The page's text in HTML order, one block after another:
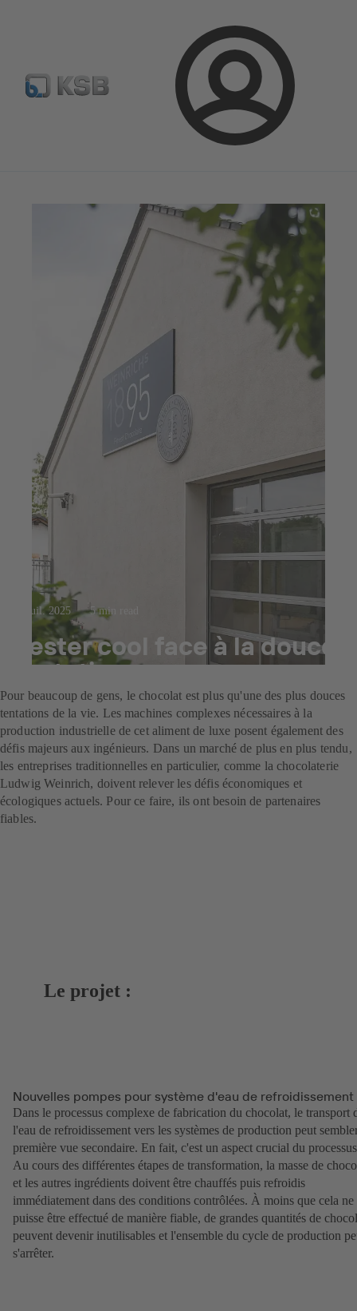
Connexion
Configurer un produit KSB Select Recherche
23 juil. 2025 5 min read
Rester cool face à la douce
tentation
Pour beaucoup de gens, le chocolat est plus qu'une des plus douces
tentations de la vie. Les machines complexes nécessaires à la
production industrielle de cet aliment de luxe posent également des
défis majeurs aux ingénieurs. Dans un marché de plus en plus tendu,
les entreprises traditionnelles en particulier, comme la chocolaterie
Ludwig Weinrich, doivent relever les défis économiques et
écologiques actuels. Pour ce faire, ils ont besoin de partenaires
fiables.
Le projet :
Nouvelles pompes pour système d'eau de refroidissement
Dans le processus complexe de fabrication du chocolat, le transport
l'eau de refroidissement vers les systèmes de production peut
première vue secondaire. En fait, c'est un aspect crucial du
Au cours des différentes étapes de transformation, la masse de
et les autres ingrédients doivent être chauffés puis refroidis
immédiatement dans des conditions contrôlées. À moins que cela ne
puisse être effectué de manière fiable, de grandes quantités de
peuvent devenir inutilisables et l'ensemble du cycle de production
s'arrêter.